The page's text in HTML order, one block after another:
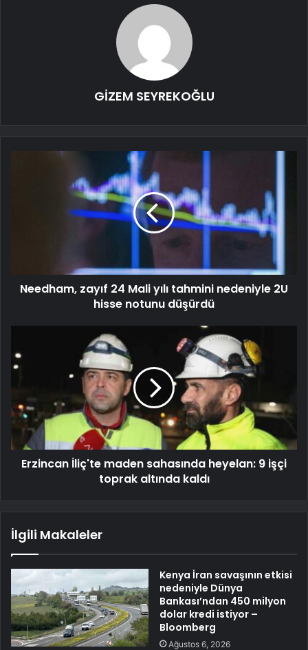
GİZEM SEYREKOĞLU
Needham, zayıf 24 Mali yılı tahmini nedeniyle 2U
hisse notunu düşürdü
Erzincan İliç'te maden sahasında heyelan: 9 işçi
toprak altında kaldı
İlgili Makaleler
Kenya İran savaşının etkisi
nedeniyle Dünya
Bankası’ndan 450 milyon
dolar kredi istiyor –
Bloomberg
Ağustos 6, 2026